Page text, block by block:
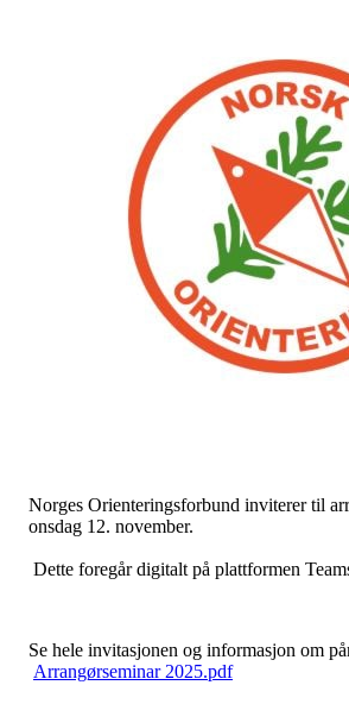
Norges Orienteringsforbund inviterer til
onsdag 12. november.
Dette foregår digitalt på plattformen
Se hele invitasjonen og informasjon om
Arrangørseminar 2025.pdf